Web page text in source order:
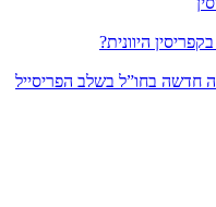
היוונית?